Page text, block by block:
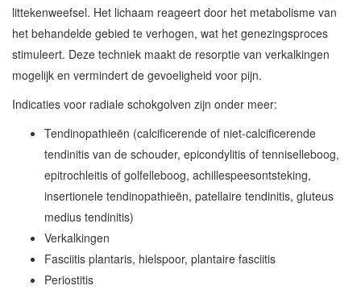
littekenweefsel. Het lichaam reageert door het metabolisme van
het behandelde gebied te verhogen, wat het genezingsproces
stimuleert. Deze techniek maakt de resorptie van verkalkingen
mogelijk en vermindert de gevoeligheid voor pijn.
Indicaties voor radiale schokgolven zijn onder meer:
Tendinopathieën (calcificerende of niet-calcificerende
tendinitis van de schouder, epicondylitis of tenniselleboog,
epitrochleitis of golfelleboog, achillespeesontsteking,
insertionele tendinopathieën, patellaire tendinitis, gluteus
medius tendinitis)
Verkalkingen
Fasciitis plantaris, hielspoor, plantaire fasciitis
Periostitis